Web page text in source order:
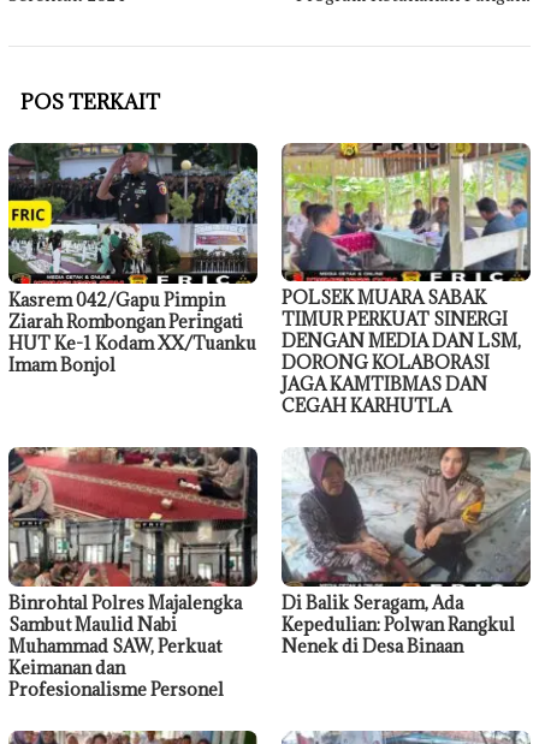
POS TERKAIT
Kasrem 042/Gapu Pimpin
Ziarah Rombongan Peringati
HUT Ke-1 Kodam XX/Tuanku
Imam Bonjol
POLSEK MUARA SABAK
TIMUR PERKUAT SINERGI
DENGAN MEDIA DAN LSM,
DORONG KOLABORASI
JAGA KAMTIBMAS DAN
CEGAH KARHUTLA
Binrohtal Polres Majalengka
Sambut Maulid Nabi
Muhammad SAW, Perkuat
Keimanan dan
Profesionalisme Personel
Di Balik Seragam, Ada
Kepedulian: Polwan Rangkul
Nenek di Desa Binaan